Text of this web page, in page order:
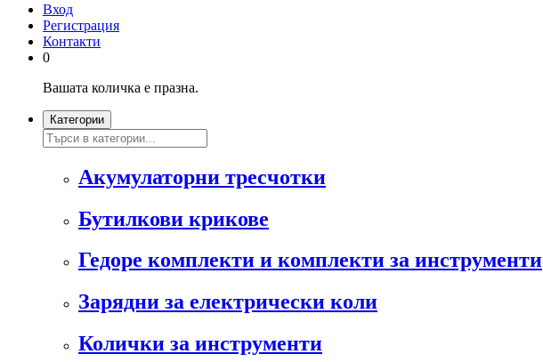
Вход
Регистрация
Контакти
0
Вашата количка е празна.
Категории
Акумулаторни тресчотки
Бутилкови крикове
Гедоре комплекти и комплекти за инструменти
Зарядни за електрически коли
Колички за инструменти